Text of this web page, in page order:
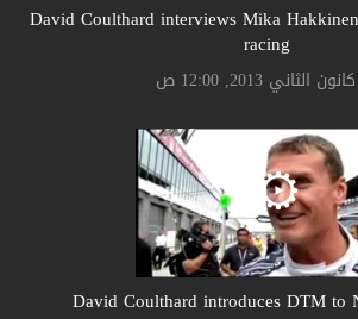
David Coulthard interviews Mika
racing
David Coulthard introduces DTM to